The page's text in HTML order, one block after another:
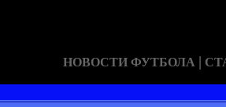
НОВОСТИ ФУТБОЛА |